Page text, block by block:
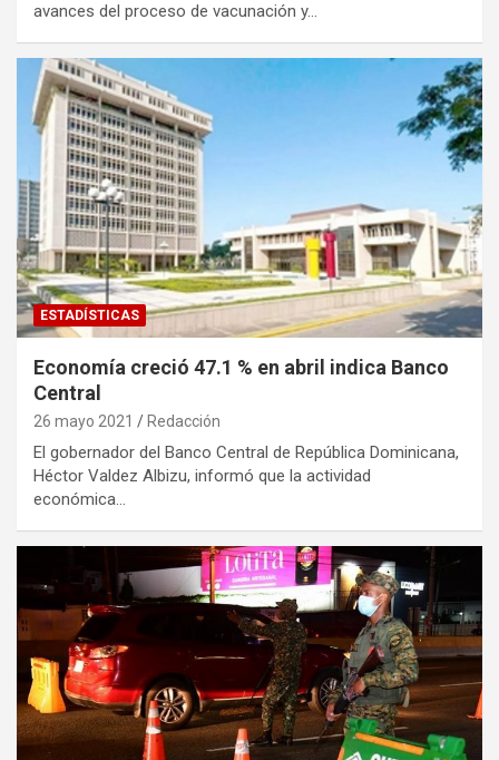
avances del proceso de vacunación y…
ESTADÍSTICAS
Economía creció 47.1 % en abril indica Banco
Central
26 mayo 2021 Redacción
El gobernador del Banco Central de República Dominicana,
Héctor Valdez Albizu, informó que la actividad
económica…